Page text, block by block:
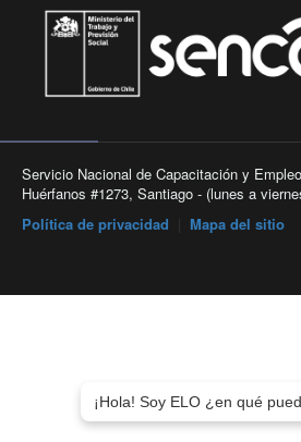
Servicio Nacional de Capacitación y
Huérfanos #1273, Santiago - (lunes a
Política de privacidad
Mapa del sitio
¡Hola! Soy ELO ¿en qué